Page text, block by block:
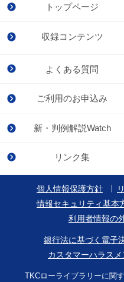
トップページ
収録コンテンツ
よくある質問
ご利用のお申込み
新・判例解説Watch
リンク集
個人情報保護方針
情報セキュリティ基本
利用者情報の
銀行法に基づく電子
カスタマーハラス
TKCローライブラリーに関